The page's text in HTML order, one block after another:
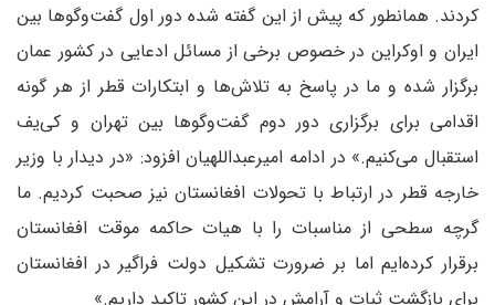
کردند. همانطور که پیش از این گفته شده دور اول گفت‌وگوها بین
ایران و اوکراین در خصوص برخی از مسائل ادعایی در کشور عمان
برگزار شده و ما در پاسخ به تلاش‌ها و ابتکارات قطر از هر گونه
اقدامی برای برگزاری دور دوم گفت‌وگوها بین تهران و کی‌یف
استقبال می‌کنیم.» در ادامه امیرعبداللهیان افزود: «در دیدار با وزیر
خارجه قطر در ارتباط با تحولات افغانستان نیز صحبت کردیم. ما
گرچه سطحی از مناسبات را با هیات حاکمه موقت افغانستان
برقرار کرده‌ایم اما بر ضرورت تشکیل دولت فراگیر در افغانستان
برای بازگشت ثبات و آرامش در این کشور تاکید داریم.»